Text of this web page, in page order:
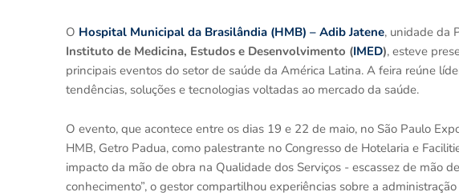
O Hospital Municipal da Brasilândia (HMB) – Adib Jatene, unidade da
Instituto de Medicina, Estudos e Desenvolvimento (IMED), esteve
principais eventos do setor de saúde da América Latina. A feira reúne
tendências, soluções e tecnologias voltadas ao mercado da saúde.
O evento, que acontece entre os dias 19 e 22 de maio, no São Paulo
HMB, Getro Padua, como palestrante no Congresso de Hotelaria e
impacto da mão de obra na Qualidade dos Serviços - escassez de mão
conhecimento”, o gestor compartilhou experiências sobre a